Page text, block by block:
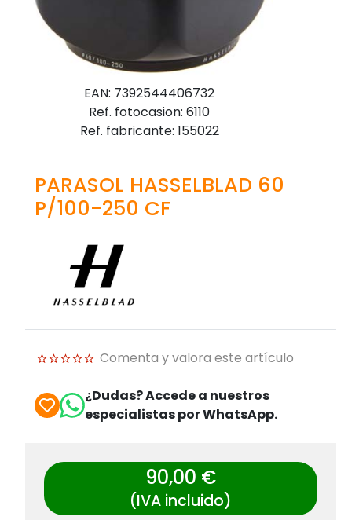
EAN: 7392544406732
Ref. fotocasion: 6110
Ref. fabricante: 155022
PARASOL HASSELBLAD 60
P/100-250 CF
Comenta y valora este artículo
¿Dudas? Accede a nuestros
especialistas por WhatsApp.
90,00 €
(IVA incluido)